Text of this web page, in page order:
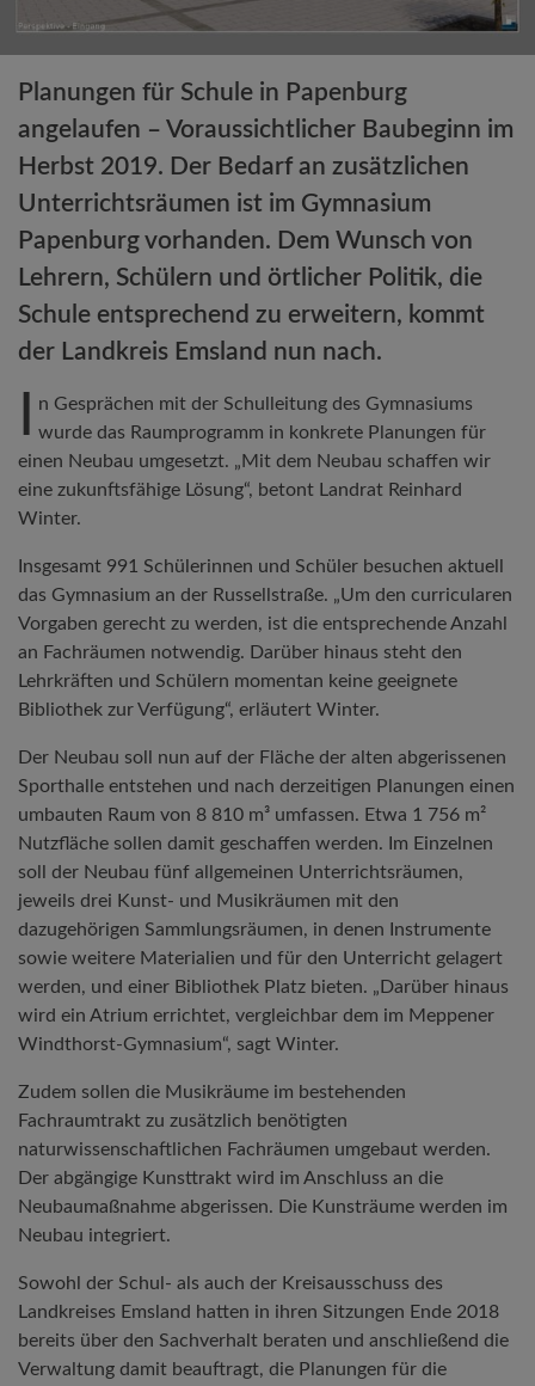
Planungen für Schule in Papenburg
angelaufen – Voraussichtlicher Baubeginn im
Herbst 2019. Der Bedarf an zusätzlichen
Unterrichtsräumen ist im Gymnasium
Papenburg vorhanden. Dem Wunsch von
Lehrern, Schülern und örtlicher Politik, die
Schule entsprechend zu erweitern, kommt
der Landkreis Emsland nun nach.
n Gesprächen mit der Schulleitung des Gymnasiums
wurde das Raumprogramm in konkrete Planungen für
einen Neubau umgesetzt. „Mit dem Neubau schaffen wir
eine zukunftsfähige Lösung“, betont Landrat Reinhard
Winter.
Insgesamt 991 Schülerinnen und Schüler besuchen aktuell
das Gymnasium an der Russellstraße. „Um den curricularen
Vorgaben gerecht zu werden, ist die entsprechende Anzahl
an Fachräumen notwendig. Darüber hinaus steht den
Lehrkräften und Schülern momentan keine geeignete
Bibliothek zur Verfügung“, erläutert Winter.
Der Neubau soll nun auf der Fläche der alten abgerissenen
Sporthalle entstehen und nach derzeitigen Planungen einen
umbauten Raum von 8 810 m³ umfassen. Etwa 1 756 m²
Nutzfläche sollen damit geschaffen werden. Im Einzelnen
soll der Neubau fünf allgemeinen Unterrichtsräumen,
jeweils drei Kunst- und Musikräumen mit den
dazugehörigen Sammlungsräumen, in denen Instrumente
sowie weitere Materialien und für den Unterricht gelagert
werden, und einer Bibliothek Platz bieten. „Darüber hinaus
wird ein Atrium errichtet, vergleichbar dem im Meppener
Windthorst-Gymnasium“, sagt Winter.
Zudem sollen die Musikräume im bestehenden
Fachraumtrakt zu zusätzlich benötigten
naturwissenschaftlichen Fachräumen umgebaut werden.
Der abgängige Kunsttrakt wird im Anschluss an die
Neubaumaßnahme abgerissen. Die Kunsträume werden im
Neubau integriert.
Sowohl der Schul- als auch der Kreisausschuss des
Landkreises Emsland hatten in ihren Sitzungen Ende 2018
bereits über den Sachverhalt beraten und anschließend die
Verwaltung damit beauftragt, die Planungen für die